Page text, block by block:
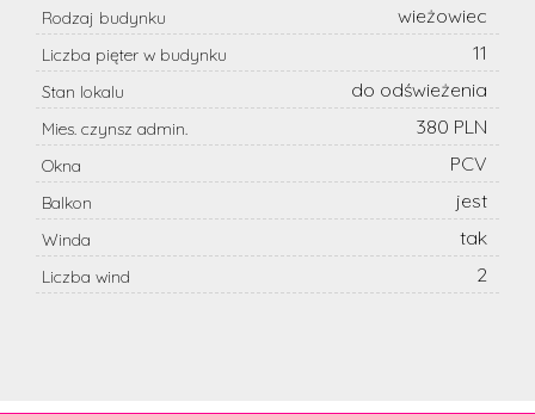
Rodzaj budynku wieżowiec
Liczba pięter w budynku 11
Stan lokalu do odświeżenia
Mies. czynsz admin. 380 PLN
Okna PCV
Balkon jest
Winda tak
Liczba wind 2